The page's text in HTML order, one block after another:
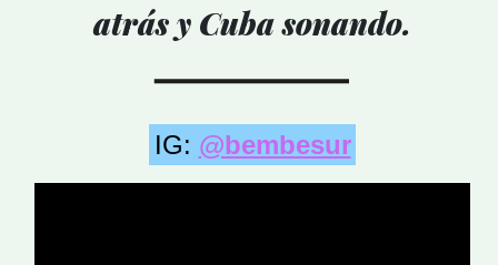
atrás y Cuba sonando.
IG: @bembesur